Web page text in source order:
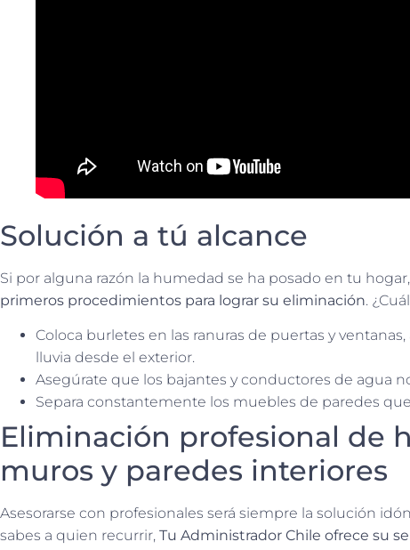
Solución a tú alcance
Si por alguna razón la humedad se ha posado en tu
primeros procedimientos para lograr su eliminación.
Coloca burletes en las ranuras de puertas y
lluvia desde el exterior.
Asegúrate que los bajantes y conductores de agua
Separa constantemente los muebles de paredes
Eliminación profesional de
muros y paredes interiores
Asesorarse con profesionales será siempre la solución
sabes a quien recurrir, Tu Administrador Chile ofrece su